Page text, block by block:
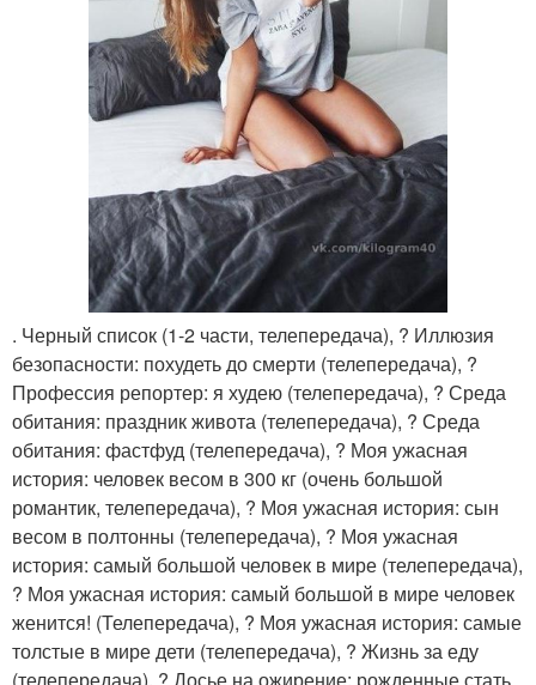
. Черный список (1-2 части, телепередача), ? Иллюзия
безопасности: похудеть до смерти (телепередача), ?
Профессия репортер: я худею (телепередача), ? Среда
обитания: праздник живота (телепередача), ? Среда
обитания: фастфуд (телепередача), ? Моя ужасная
история: человек весом в 300 кг (очень большой
романтик, телепередача), ? Моя ужасная история: сын
весом в полтонны (телепередача), ? Моя ужасная
история: самый большой человек в мире (телепередача),
? Моя ужасная история: самый большой в мире человек
женится! (Телепередача), ? Моя ужасная история: самые
толстые в мире дети (телепередача), ? Жизнь за еду